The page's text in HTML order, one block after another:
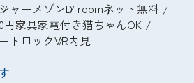
シャーメゾンD-roomネット無料
円家具家電付き猫ちゃんOK
トロックVR内見